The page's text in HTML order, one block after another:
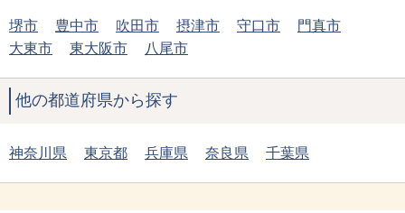
堺市 豊中市 吹田市 摂津市 守口市
門真市
大東市
東大阪市 八尾市
他の都道府県から探す
神奈川県 東京都 兵庫県 奈良県 千葉県